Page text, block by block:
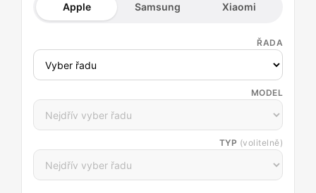
Apple Samsung Xiaomi
ŘADA
MODEL
TYP (volitelně)